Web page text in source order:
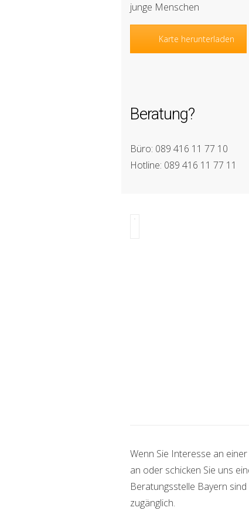
junge Menschen
Karte herunterladen
Beratung?
Büro: 089 416 11 77 10
Hotline: 089 416 11 77 11
Wenn Sie Interesse an
an oder schicken Sie uns
Beratungsstelle Bayern
zugänglich.